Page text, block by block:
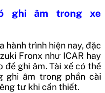
ghi âm trong xe
hành trình hiện nay, đặc
Fronx như ICAR hay
ghi âm. Tài xế có thể
ghi âm trong phần cài
tư khi cần thiết.